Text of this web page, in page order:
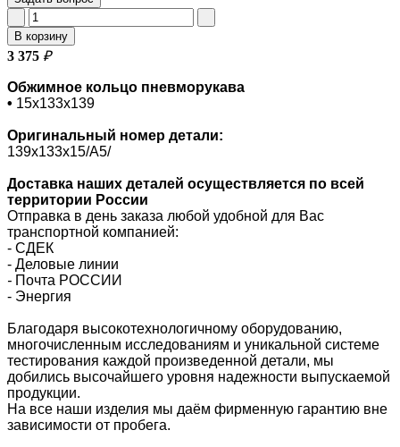
В корзину
3 375 ₽
Обжимное кольцо пневморукава
• 15х133х139
Оригинальный номер детали:
139х133х15/A5/
Доставка наших деталей осуществляется по всей
территории России
Отправка в день заказа любой удобной для Вас
транспортной компанией:
- СДЕК
- Деловые линии
- Почта РОССИИ
- Энергия
Благодаря высокотехнологичному оборудованию,
многочисленным исследованиям и уникальной системе
тестирования каждой произведенной детали, мы
добились высочайшего уровня надежности выпускаемой
продукции.
На все наши изделия мы даём фирменную гарантию вне
зависимости от пробега.